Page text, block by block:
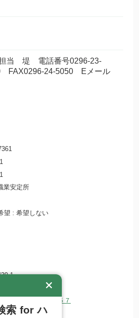
当 堤 電話番号0296-23-
FAX0296-24-5050 Eメール
業安定所
望
希望しない
1
幸恵会
県筑西市八丁台４５７
索 for ハ